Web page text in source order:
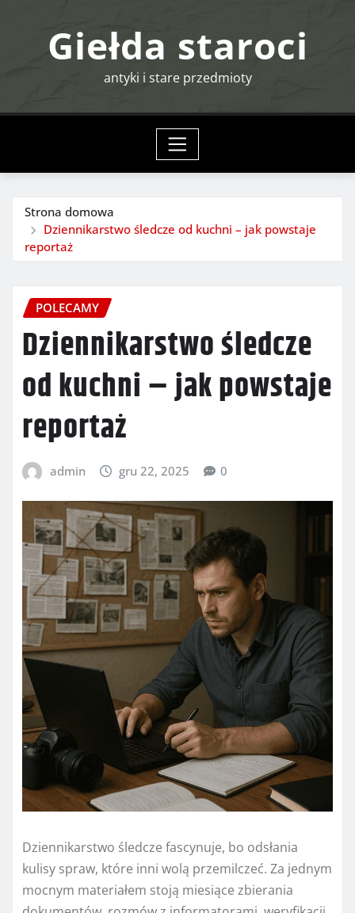
Giełda staroci
antyki i stare przedmioty
Strona domowa
Dziennikarstwo śledcze od kuchni – jak powstaje
reportaż
POLECAMY
Dziennikarstwo śledcze
od kuchni – jak powstaje
reportaż
admin gru 22, 2025 0
Dziennikarstwo śledcze fascynuje, bo odsłania
kulisy spraw, które inni wolą przemilczeć. Za jednym
mocnym materiałem stoją miesiące zbierania